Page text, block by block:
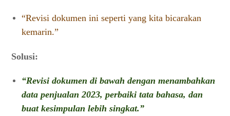
“Revisi dokumen ini seperti yang kita bicarakan
kemarin.”
Solusi:
“Revisi dokumen di bawah dengan menambahkan
data penjualan 2023, perbaiki tata bahasa, dan
buat kesimpulan lebih singkat.”